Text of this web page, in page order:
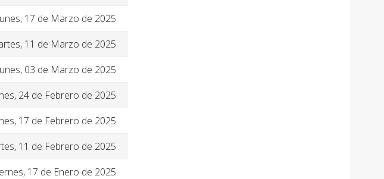
17 de Marzo de 2025
11 de Marzo de 2025
03 de Marzo de 2025
24 de Febrero de 2025
17 de Febrero de 2025
11 de Febrero de 2025
17 de Enero de 2025